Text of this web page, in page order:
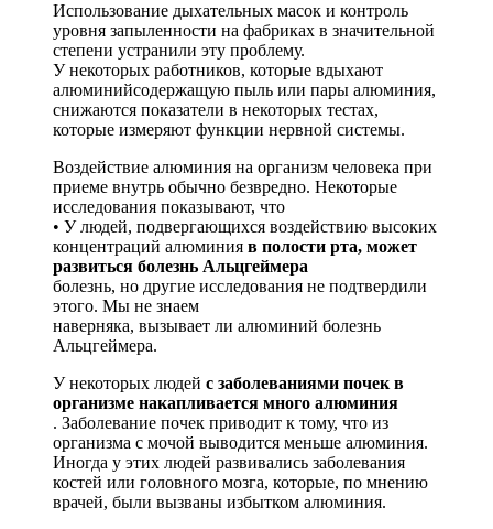
Использование дыхательных масок и контроль
уровня запыленности на фабриках в значительной
степени устранили эту проблему.
У некоторых работников, которые вдыхают
алюминийсодержащую пыль или пары алюминия,
снижаются показатели в некоторых тестах,
которые измеряют функции нервной системы.
Воздействие алюминия на организм человека при
приеме внутрь обычно безвредно. Некоторые
исследования показывают, что
• У людей, подвергающихся воздействию высоких
концентраций алюминия в полости рта, может
развиться болезнь Альцгеймера
болезнь, но другие исследования не подтвердили
этого. Мы не знаем
наверняка, вызывает ли алюминий болезнь
Альцгеймера.
У некоторых людей с заболеваниями почек в
организме накапливается много алюминия
. Заболевание почек приводит к тому, что из
организма с мочой выводится меньше алюминия.
Иногда у этих людей развивались заболевания
костей или головного мозга, которые, по мнению
врачей, были вызваны избытком алюминия.